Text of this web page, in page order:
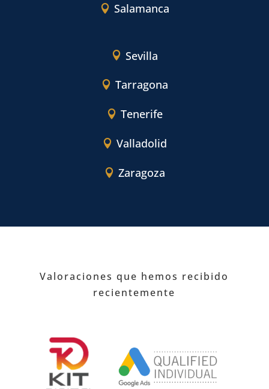
Salamanca
Sevilla
Tarragona
Tenerife
Valladolid
Zaragoza
Valoraciones que hemos recibido
recientemente